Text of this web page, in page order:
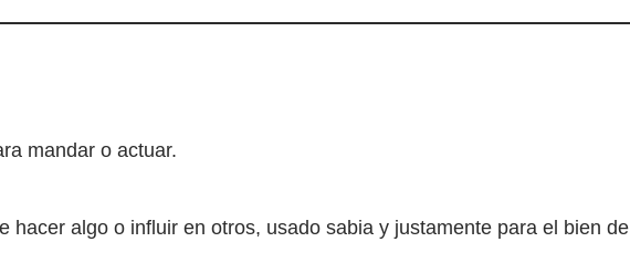
mandar o actuar.
hacer algo o influir en otros, usado sabia y justamente para el bien de